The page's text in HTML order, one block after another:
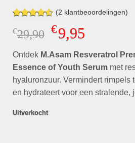
Gewaardeerd
4.50op 5
gebaseerd
waarderingen
(2 klantbeoordelingen)
€29,90 Oorspronkelijke
prijs
was:
€29,90.
€9,95Huidige
is:
€9,95.
Ontdek M.Asam Resveratrol
Essence of Youth Serummet
hyaluronzuur. Vermindert rimpels
en hydrateert voor een stralende,
Uitverkocht